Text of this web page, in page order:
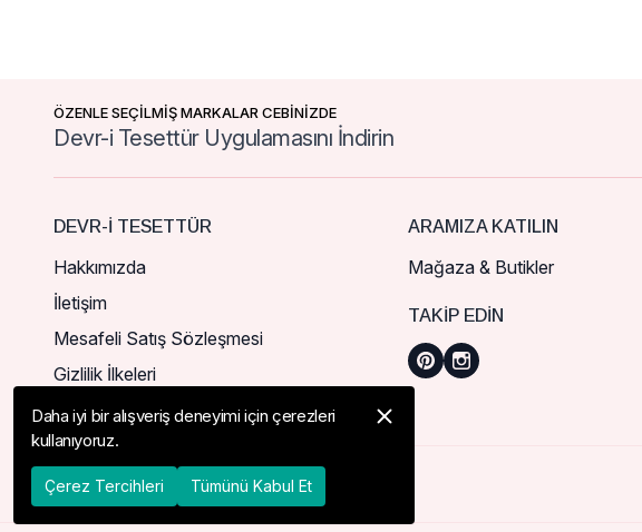
ÖZENLE SEÇİLMİŞ MARKALAR CEBİNİZDE
Devr-i Tesettür Uygulamasını İndirin
DEVR-I TESETTÜR
Hakkımızda
İletişim
Mesafeli Satış Sözleşmesi
Gizlilik İlkeleri
ARAMIZA KATILIN
Mağaza & Butikler
TAKIP EDIN
© 2026 Devr-i Tesettür -Her Hakkı Saklıdır
Daha iyi bir alışveriş deneyimi için çerezleri
kullanıyoruz.
Çerez Tercihleri Tümünü Kabul Et